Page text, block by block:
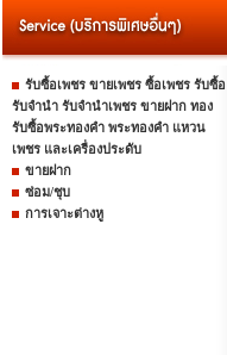
รับซื้อเพชร ขายเพชร ซื้อเพชร รับซื้อ
รับจำนำ รับจำนำเพชร ขายฝาก ทอง
รับซื้อพระทองคำ พระทองคำ แหวน
เพชร และเครื่องประดับ
ขายฝาก
ซ่อม/ชุบ
การเจาะต่างหู